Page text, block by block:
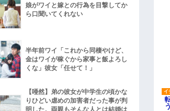
娘がワイと嫁との行為を目撃してか
ら口聞いてくれない
半年前ワイ「これから同棲やけど、
金はワイが稼ぐから家事と飯よろし
くな」彼女「任せて！」
【唖然】弟の彼女が中学生の頃かな
りひどい虐めの加害者だった事が判
明した。両親もそんな人とは結婚は